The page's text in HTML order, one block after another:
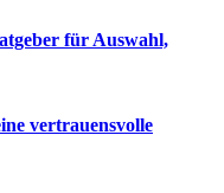
für Auswahl,
vertrauensvolle